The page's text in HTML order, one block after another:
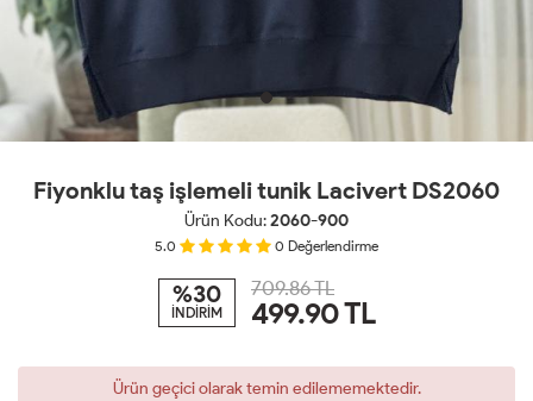
Fiyonklu taş işlemeli tunik Lacivert DS2060
Ürün Kodu:2060-900
5.0 0 Değerlendirme
%30
İNDİRİM
709.86 TL
499.90TL
Ürün geçici olarak temin edilememektedir.